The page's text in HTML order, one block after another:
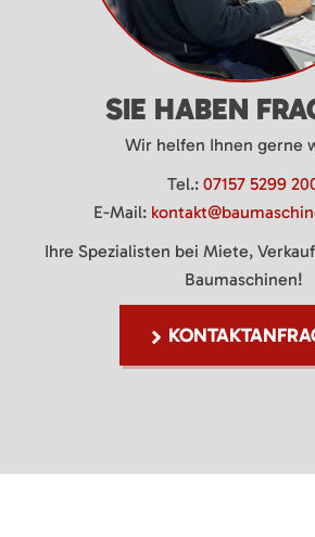
SIE HABEN
Wir helfen Ihnen gerne
Tel.: 07157 5299
E-Mail:
Ihre Spezialisten bei Miete,
Baumaschinen!